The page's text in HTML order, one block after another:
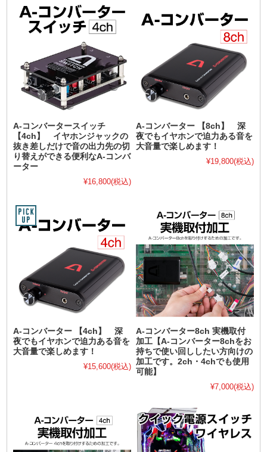
A-コンバータースイッチ
【4ch】 イヤホンジャックの
抜き差しだけで音の出力先の切
り替えができる便利なA-コンバ
ーター
¥16,800(税込)
A-コンバーター 【8ch】 深
夜でもイヤホンで迫力ある音を
大音量で楽しめます！
¥19,800(税込)
A-コンバーター 【4ch】 深
夜でもイヤホンで迫力ある音を
大音量で楽しめます！
¥15,600(税込)
A-コンバーター8ch 実機取付
加工【A-コンバーター8chをお
持ちで使い回ししたい方向けの
加工です。2ch・4chでも使用
可能】
¥7,000(税込)